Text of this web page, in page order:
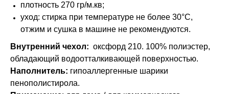
плотность 270 гр/м.кв;
уход: стирка при температуре не более 30°С,
отжим и сушка в машине не рекомендуются.
Внутренний чехол: оксфорд 210. 100% полиэстер,
обладающий водоотталкивающей поверхностью.
Наполнитель: гипоаллергенные шарики
пенополистирола.